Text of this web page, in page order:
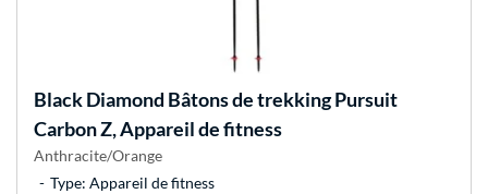
Black Diamond Bâtons de trekking Pursuit
Carbon Z, Appareil de fitness
Anthracite/Orange
Type: Appareil de fitness